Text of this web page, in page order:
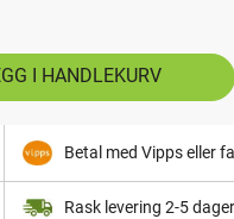
Betal med Vipps eller
Rask levering 2-5 dager